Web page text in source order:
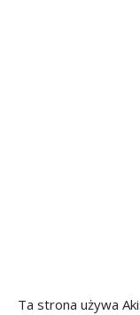
Ta strona używa